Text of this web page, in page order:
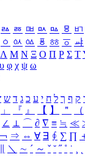
ㅬ ㅭ ㅮ ㅯ ㅰ ㅱ ㅲ
ㆁ ㆂ ㆃ ㆄ ㆅ ㆆ ㆇ
Λ Μ Ν Ξ Ο Π Ρ Σ Τ
υ φ χ ψ ω
ק ף ך ל ח י ע כ ג ד ש
」 『 』 【 】 ＂ （
∠ ⊥ ⌒ ∂ ∇ ≡ ≒ ≪
⇒ ⇔ ∀ ∃ ∮ ∑ ∏
＼ ∼ ´ ～ ˇ ˘ ˝ ˚ ˙ ¸